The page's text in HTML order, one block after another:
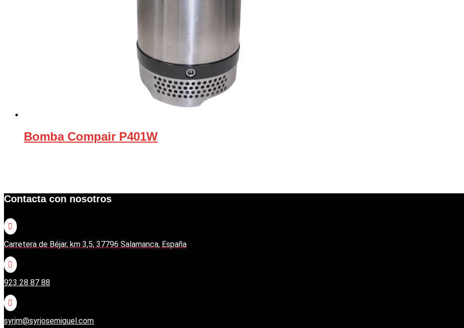
Bomba Compair P401W
Contacta con nosotros

Carretera de Béjar, km 3,5, 37796 Salamanca, España

923 28 87 88

syrjm@syrjosemiguel.com